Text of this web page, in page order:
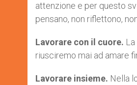
attenzione e per questo
pensano, non riflettono,
Lavorare con il cuore.
riusciremo mai ad amare
Lavorare insieme. Nella